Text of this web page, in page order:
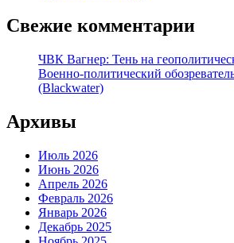
Свежие комментарии
ЧВК Вагнер: Тень на
Военно-политический
(Blackwater)
Архивы
Июль 2026
Июнь 2026
Апрель 2026
Февраль 2026
Январь 2026
Декабрь 2025